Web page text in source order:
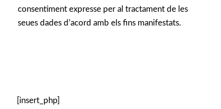
consentiment expresse per al tractament de les
seues dades d’acord amb els fins manifestats.
[insert_php]